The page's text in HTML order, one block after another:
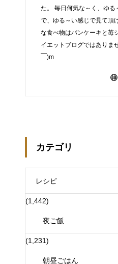
た。 毎日何気な～く、ゆる
で、ゆる～い感じで見て頂
な食べ物はパンケーキと
イエットブログではありま
￣)m
カテゴリ
レシピ
(1,442)
夜ご飯
(1,231)
朝昼ごはん